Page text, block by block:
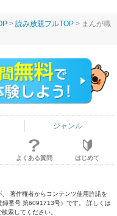
読み放題フルTOP
まんが職
ジャンル
よくある質問 はじめて
著作権者からコンテンツ使用許諾を
番号 第6091713号）です。 詳しくは
索してください。